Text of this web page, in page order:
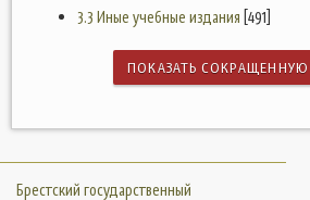
3.3 Иные учебные издания [491]
ПОКАЗАТЬ
Брестский государственный